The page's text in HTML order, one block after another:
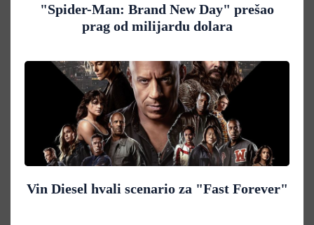
"Spider-Man: Brand New Day" prešao
prag od milijardu dolara
Vin Diesel hvali scenario za "Fast Forever"